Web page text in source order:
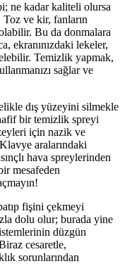
ne kadar kaliteli olursa
Toz ve kir, fanların
Bu da donmalara
ekranınızdaki lekeler,
Temizlik yapmak,
sağlar ve
dış yüzeyini silmekle
bir temizlik spreyi
için nazik ve
aralarındaki
hava spreylerinden
mesafeden
fişini çekmeyi
dolu olur; burada yine
düzgün
cesaretle,
sorunlarından